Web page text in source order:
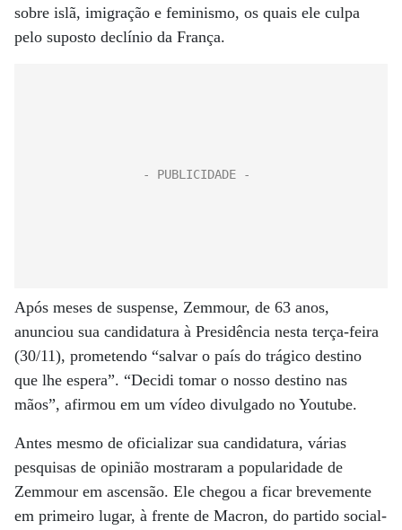
sobre islã, imigração e feminismo, os quais ele culpa
pelo suposto declínio da França.
Após meses de suspense, Zemmour, de 63 anos,
anunciou sua candidatura à Presidência nesta terça-feira
(30/11), prometendo “salvar o país do trágico destino
que lhe espera”. “Decidi tomar o nosso destino nas
mãos”, afirmou em um vídeo divulgado no Youtube.
Antes mesmo de oficializar sua candidatura, várias
pesquisas de opinião mostraram a popularidade de
Zemmour em ascensão. Ele chegou a ficar brevemente
em primeiro lugar, à frente de Macron, do partido social-